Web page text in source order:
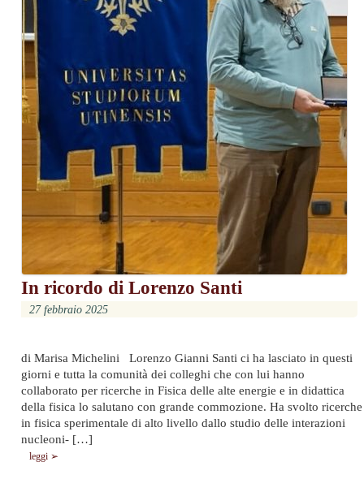
In ricordo di Lorenzo Santi
27 febbraio 2025
di Marisa Michelini Lorenzo Gianni Santi ci ha lasciato in questi
giorni e tutta la comunità dei colleghi che con lui hanno
collaborato per ricerche in Fisica delle alte energie e in didattica
della fisica lo salutano con grande commozione. Ha svolto ricerche
in fisica sperimentale di alto livello dallo studio delle interazioni
nucleoni- […]
leggi ➢